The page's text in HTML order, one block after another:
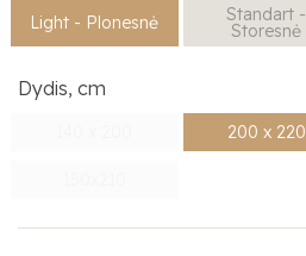
Light - Plonesnė Standart -
Storesnė
Dydis, cm
200 x 220